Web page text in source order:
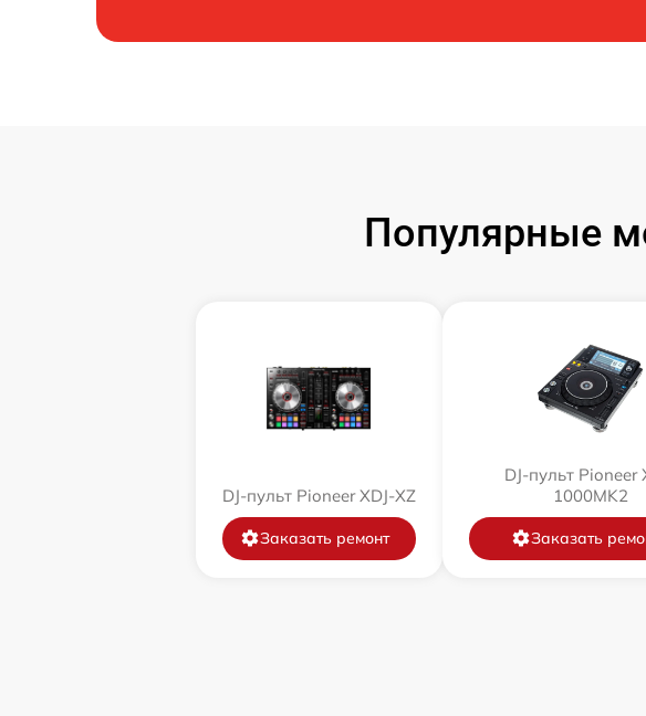
Популярные
DJ-пульт Pioneer XDJ-XZ
Заказать ремонт
DJ-пульт Pioneer
1000MK2
Заказать